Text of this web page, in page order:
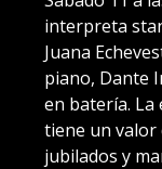
interpreta
Juana
piano, Dante
en batería. La
tiene un valor
jubilados y